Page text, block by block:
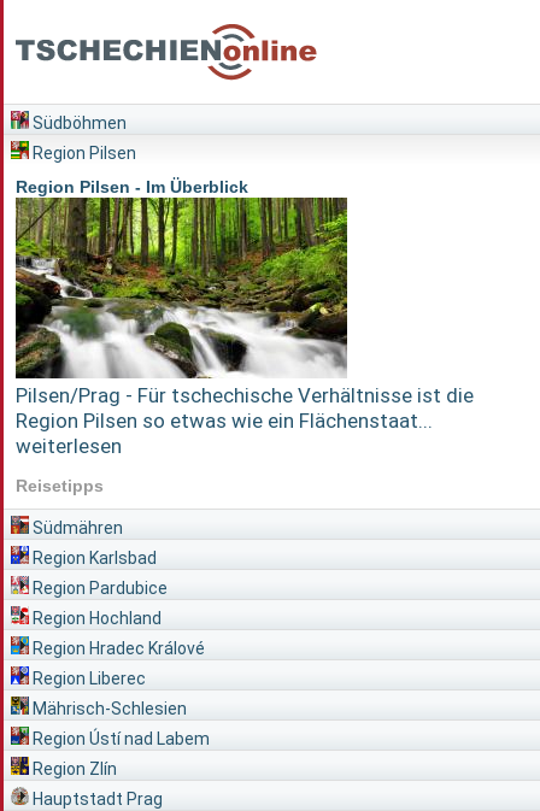
Südböhmen
Region Pilsen
Region Pilsen - Im Überblick
Pilsen/Prag - Für tschechische Verhältnisse ist die
Region Pilsen so etwas wie ein Flächenstaat...
weiterlesen
Reisetipps
Südmähren
Region Karlsbad
Region Pardubice
Region Hochland
Region Hradec Králové
Region Liberec
Mährisch-Schlesien
Region Ústí nad Labem
Region Zlín
Hauptstadt Prag